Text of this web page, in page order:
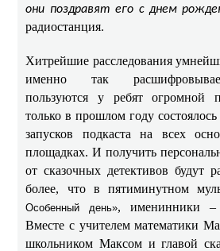
они поздравят его с днем
радиостанция.
Хитрейшие расследования
именно так
пользуются у ребят огромной
только в прошлом году
запусков подкаста на всех
площадках. И получить
от сказочных детективов будут
более, что в пятиминутном
Особенный день», именинники –
Вместе с учителем математики
школьником Максом и главой